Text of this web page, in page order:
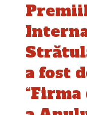
a fost